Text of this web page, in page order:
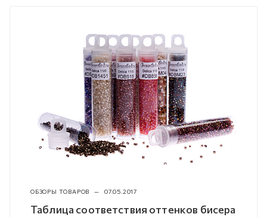
ОБЗОРЫ ТОВАРОВ — 07.05.2017
Таблица соответствия оттенков бисера